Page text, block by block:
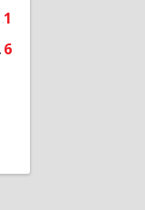
1
6